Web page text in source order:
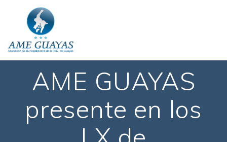
AME GUAYAS
presente en los